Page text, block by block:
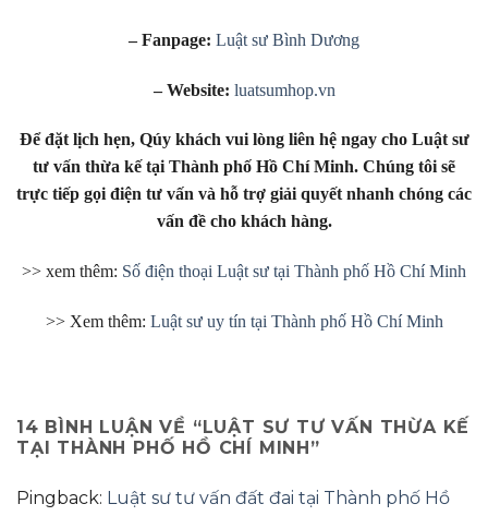
– Fanpage: Luật sư Bình Dương
– Website: luatsumhop.vn
Để đặt lịch hẹn, Qúy khách vui lòng liên hệ ngay cho Luật sư
tư vấn thừa kế tại Thành phố Hồ Chí Minh. Chúng tôi sẽ
trực tiếp gọi điện tư vấn và hỗ trợ giải quyết nhanh chóng các
vấn đề cho khách hàng.
>> xem thêm: Số điện thoại Luật sư tại Thành phố Hồ Chí Minh
>> Xem thêm: Luật sư uy tín tại Thành phố Hồ Chí Minh
14 BÌNH LUẬN VỀ “LUẬT SƯ TƯ VẤN THỪA KẾ
TẠI THÀNH PHỐ HỒ CHÍ MINH”
Pingback: Luật sư tư vấn đất đai tại Thành phố Hồ